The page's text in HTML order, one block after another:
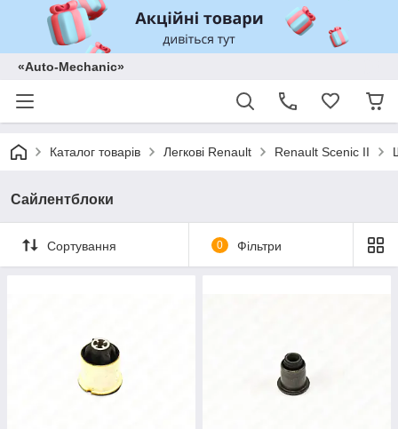
«Auto-Mechanic»
Каталог товарів Легкові Renault Renault Scenic II
Сайлентблоки
Сортування 0 Фільтри